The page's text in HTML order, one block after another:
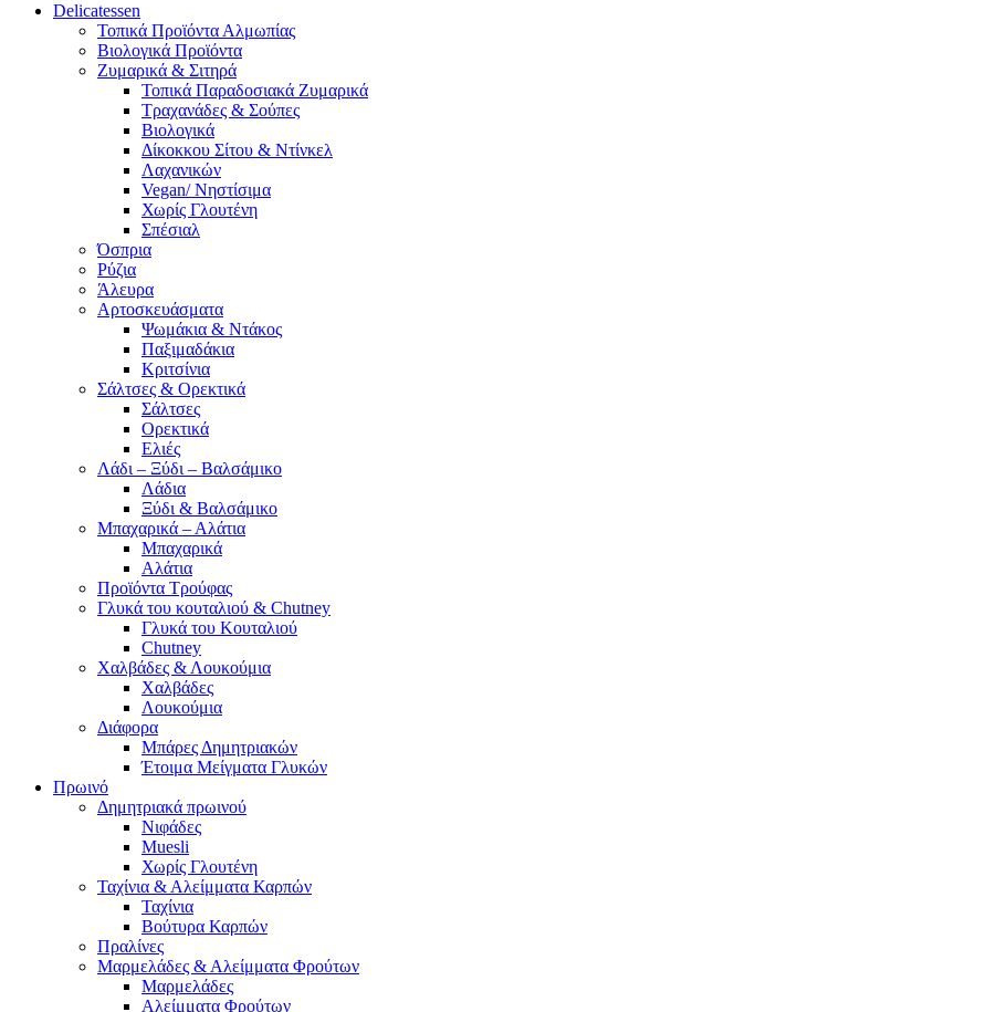
Delicatessen
Τοπικά Προϊόντα Αλμωπίας
Βιολογικά Προϊόντα
Ζυμαρικά & Σιτηρά
Τοπικά Παραδοσιακά Ζυμαρικά
Τραχανάδες & Σούπες
Βιολογικά
Δίκοκκου Σίτου & Ντίνκελ
Λαχανικών
Vegan/ Νηστίσιμα
Χωρίς Γλουτένη
Σπέσιαλ
Όσπρια
Ρύζια
Άλευρα
Αρτοσκευάσματα
Ψωμάκια & Ντάκος
Παξιμαδάκια
Κριτσίνια
Σάλτσες & Ορεκτικά
Σάλτσες
Ορεκτικά
Ελιές
Λάδι – Ξύδι – Βαλσάμικο
Λάδια
Ξύδι & Βαλσάμικο
Μπαχαρικά – Αλάτια
Μπαχαρικά
Αλάτια
Προϊόντα Τρούφας
Γλυκά του κουταλιού & Chutney
Γλυκά του Κουταλιού
Chutney
Χαλβάδες & Λουκούμια
Χαλβάδες
Λουκούμια
Διάφορα
Μπάρες Δημητριακών
Έτοιμα Μείγματα Γλυκών
Πρωινό
Δημητριακά πρωινού
Νιφάδες
Muesli
Χωρίς Γλουτένη
Ταχίνια & Αλείμματα Καρπών
Ταχίνια
Βούτυρα Καρπών
Πραλίνες
Μαρμελάδες & Αλείμματα Φρούτων
Μαρμελάδες
Αλείμματα Φρούτων